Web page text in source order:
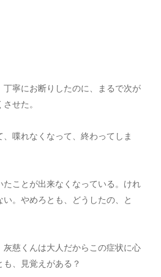
寧にお断りしたのに、まるで次が
せた。
喋れなくなって、終わってしま
ことが出来なくなっている。けれ
。やめろとも、どうしたの、と
慈くんは大人だからこの症状に心
、見覚えがある？